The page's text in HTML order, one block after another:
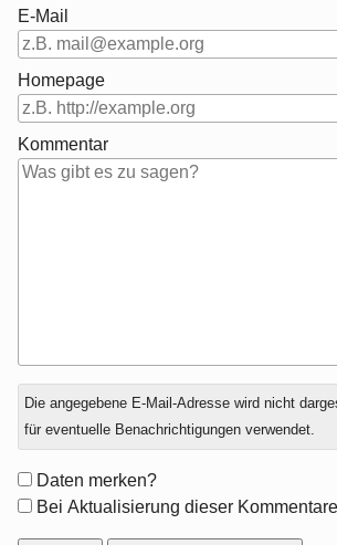
E-Mail
Homepage
Kommentar
Antwort
zu
Die angegebene E-Mail-Adresse wird nicht
für eventuelle Benachrichtigungen verwendet.
Formular-
Optionen
Daten merken?
Bei Aktualisierung dieser